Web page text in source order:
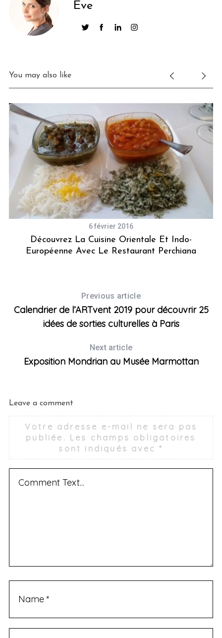
Eve
You may also like
6 février 2016
Découvrez La Cuisine Orientale Et Indo-
Européenne Avec Le Restaurant Perchiana
Previous article
Calendrier de l’ARTvent 2019 pour découvrir 25
idées de sorties culturelles à Paris
Next article
Exposition Mondrian au Musée Marmottan
Leave a comment
Votre adresse e-mail ne sera pas
publiée. Les champs obligatoires
sont indiqués avec*